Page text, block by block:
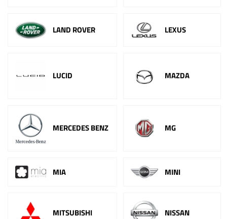
LAND ROVER LEXUS
LUCID MAZDA
MERCEDES BENZ MG
MIA MINI
MITSUBISHI NISSAN